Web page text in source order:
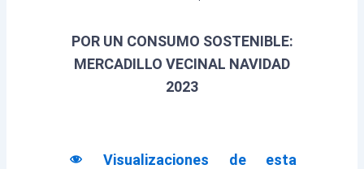
POR UN CONSUMO SOSTENIBLE:
MERCADILLO VECINAL NAVIDAD
2023
Visualizaciones de esta